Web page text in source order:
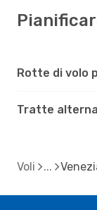
Rotte di volo
Tratte
Voli